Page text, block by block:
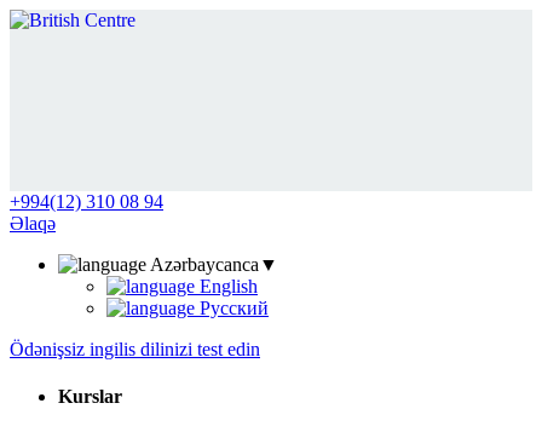
+994(12) 310 08 94
Əlaqə
Azərbaycanca ▼
English
Русский
Ödənişsiz ingilis dilinizi test edin
Kurslar